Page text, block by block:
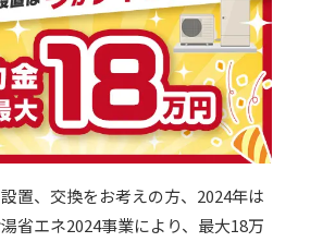
置、交換をお考えの方、2024年は
省エネ2024事業により、最大18万